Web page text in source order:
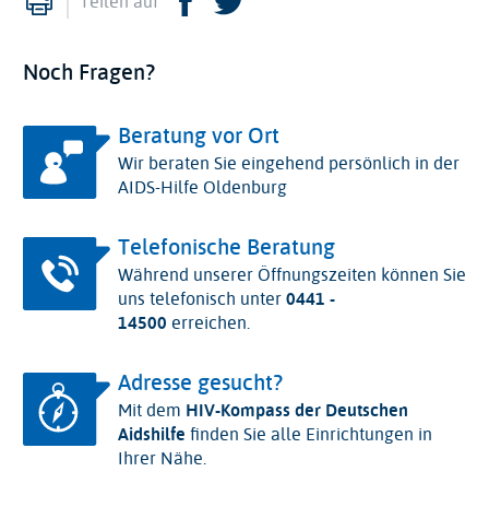
Noch Fragen?
Beratung vor Ort
Wir beraten Sie eingehend persönlich in der
AIDS-Hilfe Oldenburg
Telefonische Beratung
Während unserer Öffnungszeiten können Sie
uns telefonisch unter0441 -
14500 erreichen.
Adresse gesucht?
Mit dem HIV-Kompass der Deutschen
Aidshilfe finden Sie alle Einrichtungen in
Ihrer Nähe.